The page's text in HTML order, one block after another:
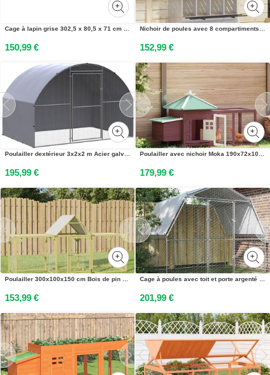
Cage à lapin grise 302,5 x 80,5 x 71 cm en acier galvanisé
150,99 €
Nichoir de poules avec 8 compartiments métal argenté galvanisé
152,99 €
Poulailler dextérieur 3x2x2 m Acier galvanisé
195,99 €
Poulailler avec nichoir Moka 190x72x102 cm Bois de sapin massif
179,99 €
Poulailler 300x100x150 cm Bois de pin massif imprégné
153,99 €
Cage à poules avec toit et porte argenté acier galvanisé
201,99 €